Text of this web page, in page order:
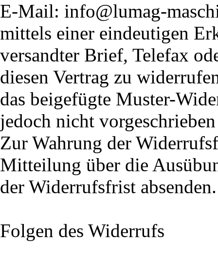
E-Mail: info@lumag-
mittels einer eindeutigen
versandter Brief, Telefax
diesen Vertrag zu
das beigefügte Muster-
jedoch nicht
Zur Wahrung der
Mitteilung über die
der Widerrufsfrist absenden.
Folgen des Widerrufs